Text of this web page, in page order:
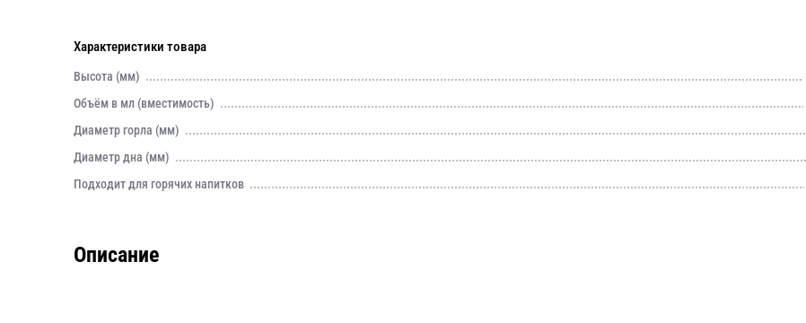
Характеристики товара
Высота (мм)
Объём в мл (вместимость)
Диаметр горла (мм)
Диаметр дна (мм)
Подходит для горячих напитков
Описание